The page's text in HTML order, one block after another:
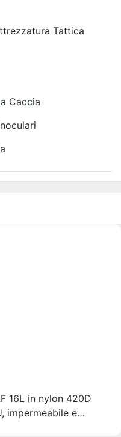
Tattica
Caccia
16L in nylon 420D
impermeabile e